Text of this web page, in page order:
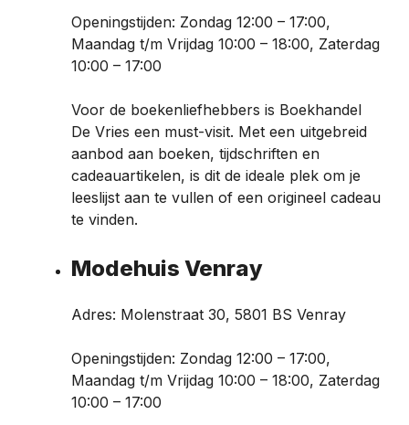
Openingstijden: Zondag 12:00 – 17:00,
Maandag t/m Vrijdag 10:00 – 18:00, Zaterdag
10:00 – 17:00
Voor de boekenliefhebbers is Boekhandel
De Vries een must-visit. Met een uitgebreid
aanbod aan boeken, tijdschriften en
cadeauartikelen, is dit de ideale plek om je
leeslijst aan te vullen of een origineel cadeau
te vinden.
Modehuis Venray
Adres: Molenstraat 30, 5801 BS Venray
Openingstijden: Zondag 12:00 – 17:00,
Maandag t/m Vrijdag 10:00 – 18:00, Zaterdag
10:00 – 17:00